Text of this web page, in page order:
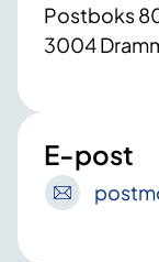
Postboks
3004
E-post